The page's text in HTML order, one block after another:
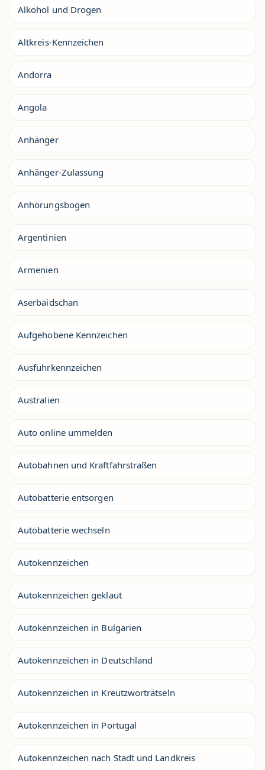
Alkohol und Drogen
Altkreis-Kennzeichen
Andorra
Angola
Anhänger
Anhänger-Zulassung
Anhörungsbogen
Argentinien
Armenien
Aserbaidschan
Aufgehobene Kennzeichen
Ausfuhrkennzeichen
Australien
Auto online ummelden
Autobahnen und Kraftfahrstraßen
Autobatterie entsorgen
Autobatterie wechseln
Autokennzeichen
Autokennzeichen geklaut
Autokennzeichen in Bulgarien
Autokennzeichen in Deutschland
Autokennzeichen in Kreutzworträtseln
Autokennzeichen in Portugal
Autokennzeichen nach Stadt und Landkreis